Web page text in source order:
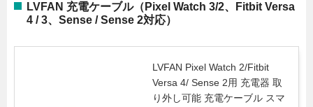
LVFAN 充電ケーブル（Pixel Watch 3/2、Fitbit Versa
4 / 3、Sense / Sense 2対応）
LVFAN Pixel Watch 2/Fitbit
Versa 4/ Sense 2用 充電器 取
り外し可能 充電ケーブル スマ